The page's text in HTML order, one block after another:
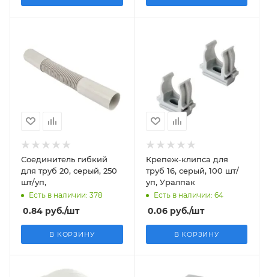
Соединитель гибкий
для труб 20, серый, 250
шт/уп,
Есть в наличии: 378
0.84 руб./шт
В КОРЗИНУ
Крепеж-клипса для
труб 16, серый, 100 шт/
уп, Уралпак
Есть в наличии: 64
0.06руб./шт
В КОРЗИНУ